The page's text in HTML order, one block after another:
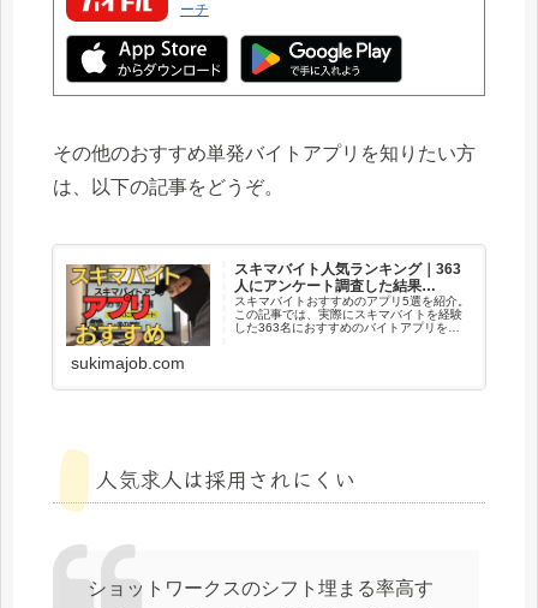
ーチ
その他のおすすめ単発バイトアプリを知りたい方
は、以下の記事をどうぞ。
スキマバイト人気ランキング｜363
人にアンケート調査した結果…
スキマバイトおすすめのアプリ5選を紹介。
この記事では、実際にスキマバイトを経験
した363名におすすめのバイトアプリを聞
sukimajob.com
人気求人は採用されにくい
ショットワークスのシフト埋まる率高す